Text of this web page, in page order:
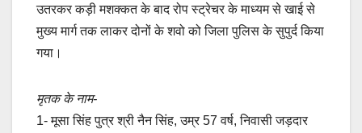
उतरकर कड़ी मशक्कत के बाद रोप स्ट्रेचर के माध्यम से खाई से
मुख्य मार्ग तक लाकर दोनों के शवो को जिला पुलिस के सुपुर्द किया
गया।
मृतक के नाम-
1- मूसा सिंह पुत्र श्री नैन सिंह, उम्र 57 वर्ष, निवासी जड़दार